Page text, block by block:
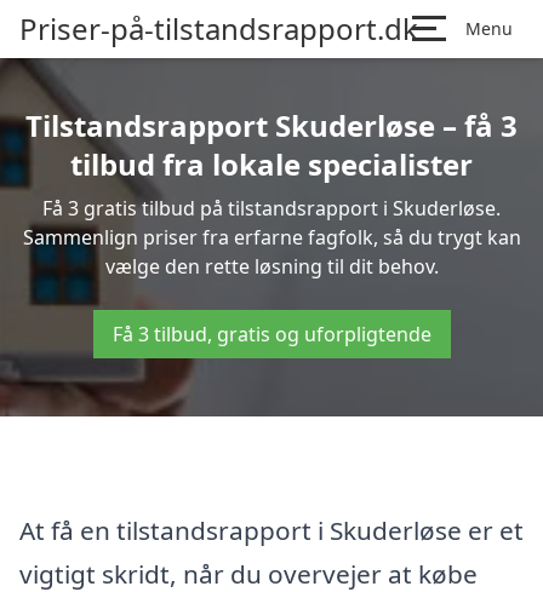
Priser-på-tilstandsrapport.dk Menu
Tilstandsrapport Skuderløse – få 3
tilbud fra lokale specialister
Få 3 gratis tilbud på tilstandsrapport i Skuderløse.
Sammenlign priser fra erfarne fagfolk, så du trygt kan
vælge den rette løsning til dit behov.
Få 3 tilbud, gratis og uforpligtende
At få en tilstandsrapport i Skuderløse er et
vigtigt skridt, når du overvejer at købe